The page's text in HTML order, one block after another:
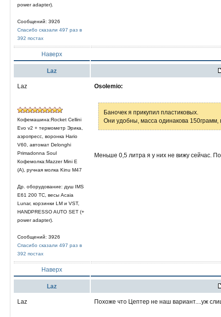
power adapter).
Сообщений: 3926
Спасибо сказали 497 раз в
392 постах
Наверх
Laz
Laz
Кофемашина:Rocket Cellini
Evo v2 + термометр Эрика,
аэропресс, воронка Hario
V60, автомат Delonghi
Primadonna Soul
Кофемолка:Mazzer Mini E
(A), ручная молка Kinu M47
Др. оборудование: душ IMS
E61 200 TC, весы Acaia
Lunar, корзинки LM и VST,
HANDPRESSO AUTO SET (+
power adapter).
Сообщений: 3926
Спасибо сказали 497 раз в
392 постах
Osolemio:
Баночек я прикупил пластиковых.
Они удобны, масса одинакова 150грамм,
Меньше 0,5 литра я у них не вижу сейчас.
Наверх
Laz
Laz Похоже что Цептер не наш вариант....уж